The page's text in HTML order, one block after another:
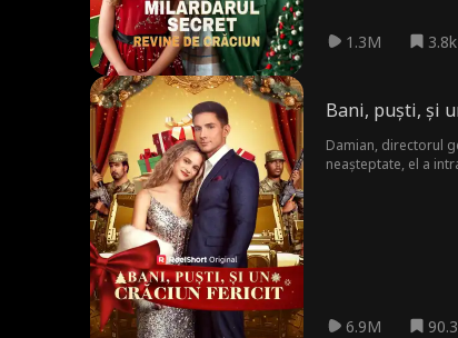
1.3M 3.8k
Bani, puști, și
Damian, directorul
neașteptate, el a
6.9M